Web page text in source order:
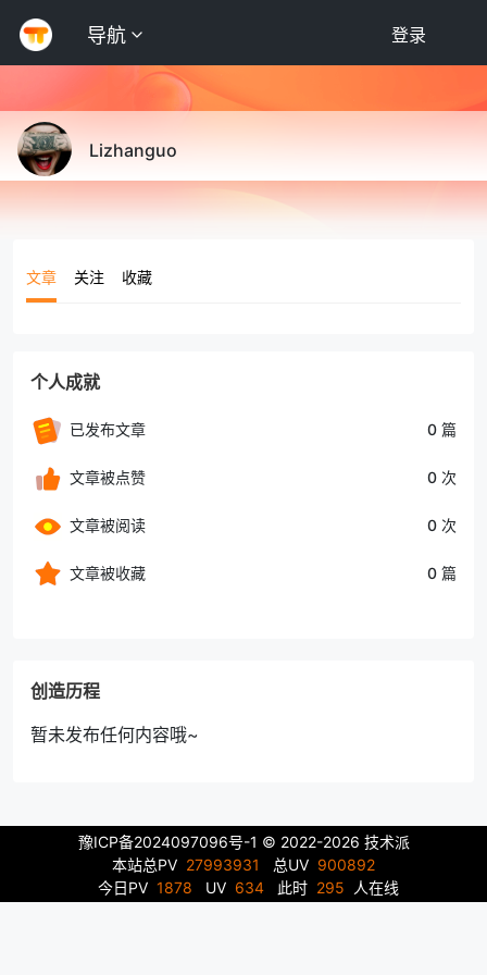
导航 登录
Lizhanguo
文章 关注 收藏
个人成就
已发布文章 0 篇
文章被点赞 0 次
文章被阅读 0 次
文章被收藏 0 篇
创造历程
暂未发布任何内容哦~
豫ICP备2024097096号-1 © 2022-2026 技术派
本站总PV 27993931 总UV 900892
今日PV 1878 UV 634此时 295 人在线